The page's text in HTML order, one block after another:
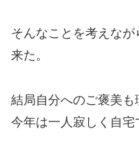
そんなことを考えな
来た。
結局自分へのご褒美も
今年は一人寂しく自宅